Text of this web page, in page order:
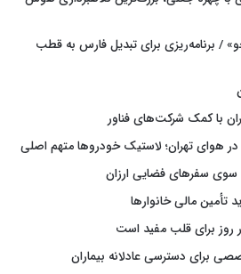
/ برنامه‌ریزی برای تبدیل فارس به قطب
با کمک شرکت‌های فناور
در هوای تهران؛ لاستیک خودروها متهم اصلی
سوی سفرهای فضایی ارزان
تأمین مالی خانوارها
روز برای قلب مفید است
برای دسترسی عادلانه بیماران